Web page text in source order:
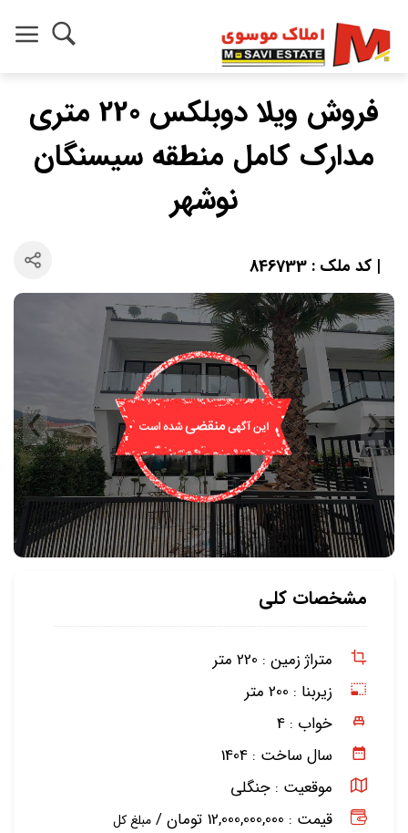
فروش ویلا دوبلکس 220 متری
مدارک کامل منطقه سیسنگان
نوشهر
| کد ملک : 846733
مشخصات کلی
متراژ زمین : 220 متر
زیربنا : 200 متر
خواب : 4
سال ساخت : 1404
موقعیت : جنگلی
قیمت : 12,000,000,000 تومان /
مبلغ کل